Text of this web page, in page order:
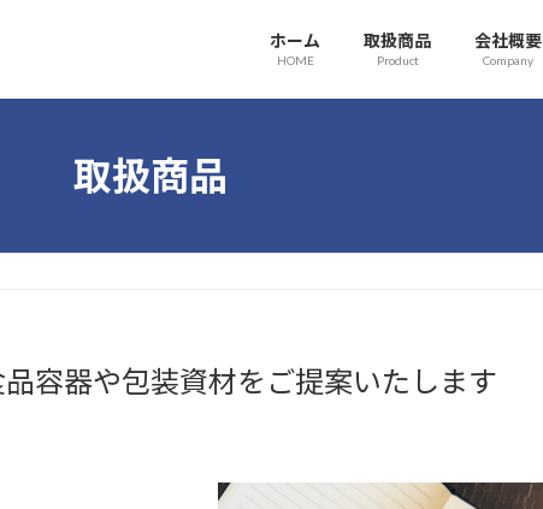
ホーム
HOME
取扱商品
Product
会社概要
Company
取扱商品
容器や包装資材をご提案いたします